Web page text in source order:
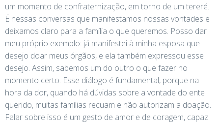
um momento de confraternização, em torno de um tereré.
É nessas conversas que manifestamos nossas vontades e
deixamos claro para a família o que queremos. Posso dar
meu próprio exemplo: já manifestei à minha esposa que
desejo doar meus órgãos, e ela também expressou esse
desejo. Assim, sabemos um do outro o que fazer no
momento certo. Esse diálogo é fundamental, porque na
hora da dor, quando há dúvidas sobre a vontade do ente
querido, muitas famílias recuam e não autorizam a doação.
Falar sobre isso é um gesto de amor e de coragem, capaz